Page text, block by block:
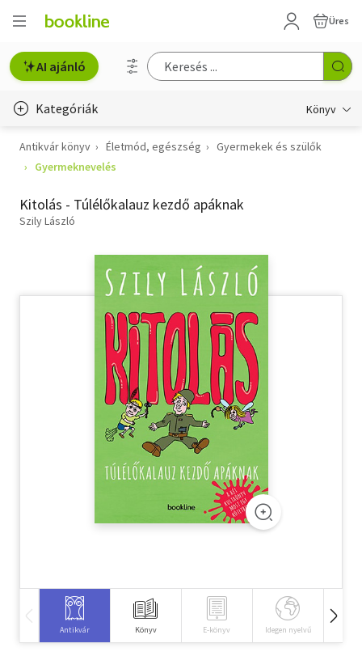
Üres
AI ajánló
Kategóriák Könyv
Életmód, egészség
Gyermek- és ifjúsági
Hobbi, szabadidő
Szótár, nyelvkönyv
Tankönyv, segédkönyv
Társadalomtudomány
Antikvár könyv Életmód, egészség
Gyermekek és szülők
Gyermeknevelés
Kitolás - Túlélőkalauz kezdő apáknak
Szily László
Antikvár Könyv E-könyv Idegen nyelvű